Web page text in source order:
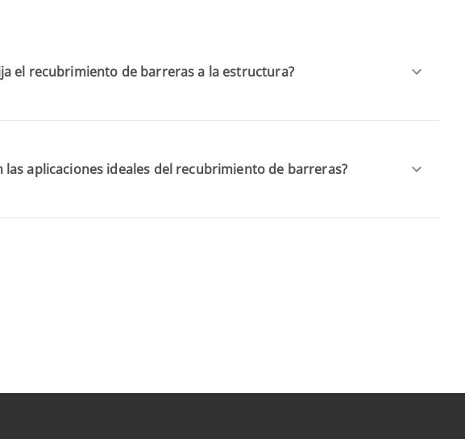
el recubrimiento de barreras a la estructura?
las aplicaciones ideales del recubrimiento de barreras?